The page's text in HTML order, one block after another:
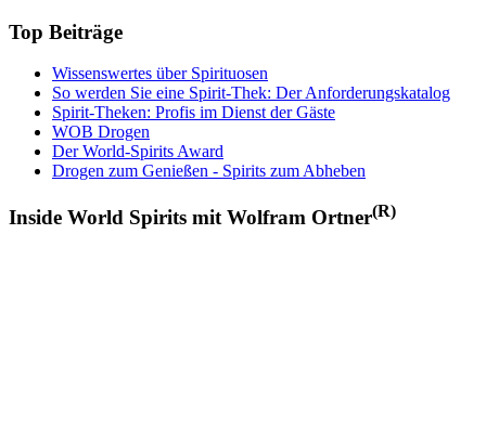
Top Beiträge
Wissenswertes über Spirituosen
So werden Sie eine Spirit-Thek: Der Anforderungskatalog
Spirit-Theken: Profis im Dienst der Gäste
WOB Drogen
Der World-Spirits Award
Drogen zum Genießen - Spirits zum Abheben
Inside World Spirits mit Wolfram Ortner(R)